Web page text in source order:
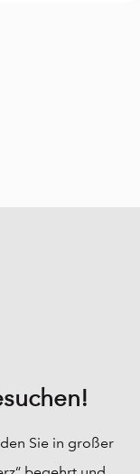
Sie in großer